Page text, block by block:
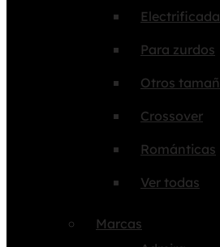
Para zurdos
Otros
Crossover
Románticas
Ver todas
Marcas